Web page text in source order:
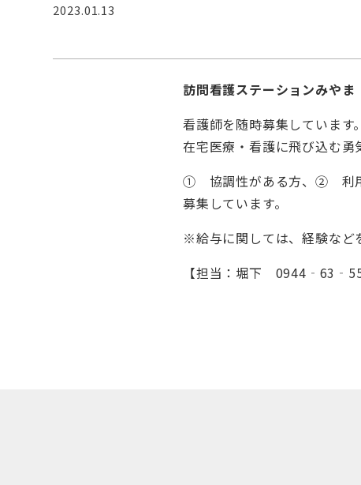
2023.01.13
訪問看護ステーションみやま
看護師を随時募集しています
在宅医療・看護に飛び込む
① 協調性がある方、② 利用
募集しています。
※給与に関しては、経験など
【担当：堀下